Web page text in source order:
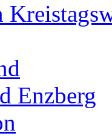
Enzberg